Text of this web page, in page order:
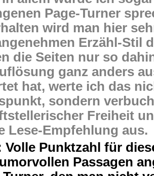
Page-Turner
wird man hier
Erzähl-Stil
die Seiten nur so
ganz anders
hat, werte ich das
sondern
Freiheit
Lese-Empfehlung aus.
Volle Punktzahl für
Passagen